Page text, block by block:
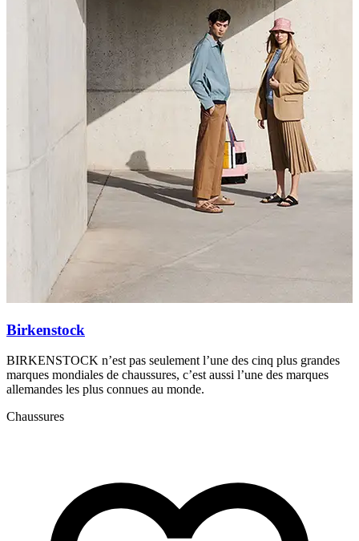
Birkenstock
BIRKENSTOCK n’est pas seulement l’une des cinq plus grandes
marques mondiales de chaussures, c’est aussi l’une des marques
allemandes les plus connues au monde.
Chaussures